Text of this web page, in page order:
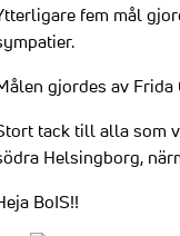
fem mål
gjordes av
tack till alla som
Helsingborg,
BoIS!!